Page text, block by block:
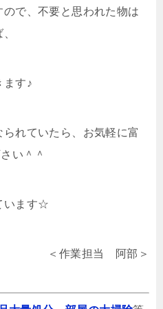
で、不要と思われた物は
ます♪
れていたら、お気軽に富
い＾＾
います☆
＜作業担当 阿部＞